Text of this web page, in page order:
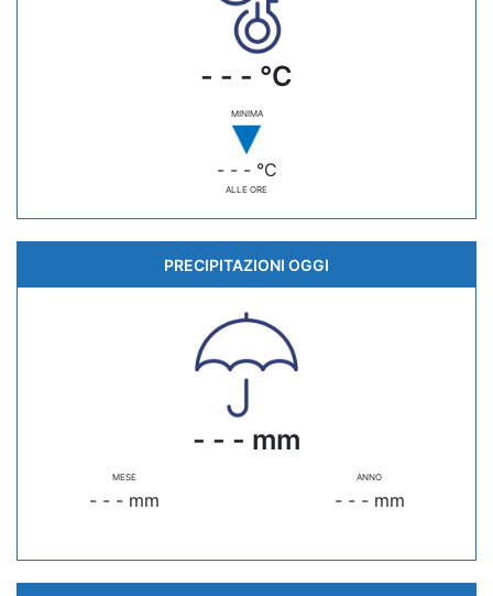
- - - °C
MINIMA
- - - °C
ALLE ORE
PRECIPITAZIONI OGGI
- - - mm
MESE
- - - mm
ANNO
- - - mm